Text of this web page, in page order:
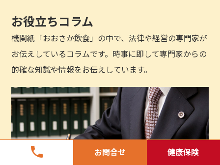
phone お問合せ 健康保険
お役立ちコラム
機関紙「おおさか飲食」の中で、法律や経営の専門家が
お伝えしているコラムです。時事に即して専門家からの
的確な知識や情報をお伝えしています。